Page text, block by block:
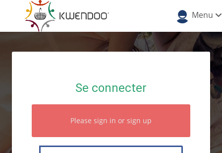
Menu
Se connecter
Please sign in or sign up